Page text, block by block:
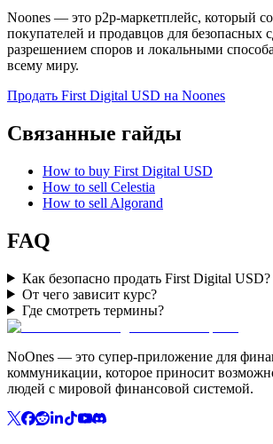
Noones — это p2p-маркетплейс, который
покупателей и продавцов для безопасных
разрешением споров и локальными
всему миру.
Продать First Digital USD на Noones
Связанные гайды
How to buy First Digital USD
How to sell Celestia
How to sell Algorand
FAQ
Как безопасно продать First Digital USD?
От чего зависит курс?
Где смотреть термины?
NoOnes — это супер-приложение для
коммуникации, которое приносит
людей с мировой финансовой системой.